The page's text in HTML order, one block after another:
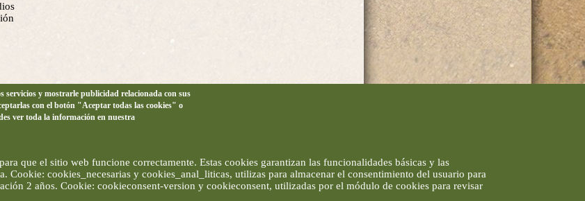
y mostrarle publicidad relacionada con sus
con el botón "Aceptar todas las cookies" o
ver toda la información en nuestra
que el sitio web funcione correctamente. Estas cookies garantizan las funcionalidades básicas y las
Cookie: cookies_necesarias y cookies_anal_liticas, utilizas para almacenar el consentimiento del usuario para
2 años. Cookie: cookieconsent-version y cookieconsent, utilizadas por el módulo de cookies para revisar